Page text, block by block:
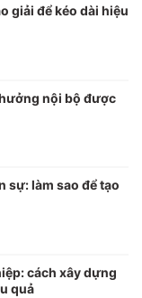
giải để kéo dài hiệu
nội bộ được
sự: làm sao để tạo
cách xây dựng
quả